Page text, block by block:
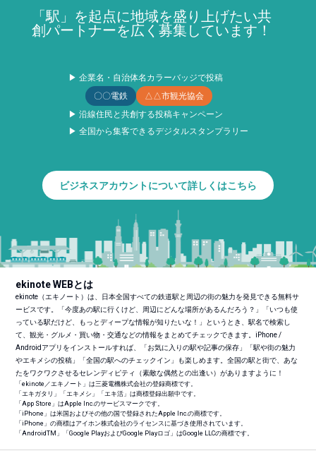
「駅」を起点に地域を盛り上げたい共
創パートナーを広く募集しています！
▶ 企業名・自治体名カラーバッジで投稿
〇〇電鉄
△△市観光協会
▶ 沿線住民と共創する投稿キャンペーン
▶ 全国から集客できるデジタルスタンプラリー
ビジネスアカウントについて詳しくはこちら
ekinote WEBとは
ekinote（エキノート）は、日本全国すべての鉄道駅と周辺の街の魅力を発見できる無料サ
ービスです。「今度あの駅に行くけど、周辺にどんな場所があるんだろう？」「いつも使
っている駅だけど、もっとディープな情報が知りたいな！」というとき、駅名で検索し
て、観光・グルメ・買い物・交通などの情報をまとめてチェックできます。iPhone /
Androidアプリをインストールすれば、「お気に入りの駅や記事の保存」「駅や街の魅力
やエキメシの投稿」「全国の駅へのチェックイン」も楽しめます。全国の駅と街で、あな
たをワクワクさせるセレンディピティ（素敵な偶然との出逢い）がありますように！
「ekinote／エキノート」は三菱電機株式会社の登録商標です。
「エキガタリ」「エキメシ」「エキ活」は商標登録出願中です。
「App Store」はApple Inc.のサービスマークです。
「iPhone」は米国およびその他の国で登録されたApple Inc.の商標です。
「iPhone」の商標はアイホン株式会社のライセンスに基づき使用されています。
「AndroidTM 」「Google PlayおよびGoogle Playロゴ」はGoogle LLCの商標です。